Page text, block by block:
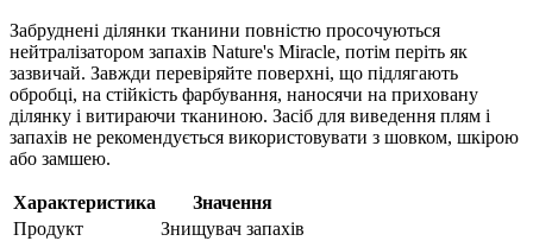
Забруднені ділянки тканини повністю просочуються
нейтралізатором запахів Nature's Miracle, потім періть як
зазвичай. Завжди перевіряйте поверхні, що підлягають
обробці, на стійкість фарбування, наносячи на приховану
ділянку і витираючи тканиною. Засіб для виведення плям і
запахів не рекомендується використовувати з шовком, шкірою
або замшею.
Характеристика
Значення
Продукт
Знищувач запахів